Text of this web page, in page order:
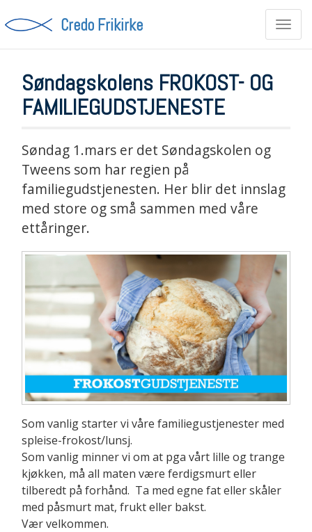
Credo Frikirke
Søndagskolens FROKOST- OG
FAMILIEGUDSTJENESTE
Søndag 1.mars er det Søndagskolen og
Tweens som har regien på
familiegudstjenesten. Her blir det innslag
med store og små sammen med våre
ettåringer.
Som vanlig starter vi våre familiegustjenester med
spleise-frokost/lunsj.
Som vanlig minner vi om at pga vårt lille og trange
kjøkken, må all maten være ferdigsmurt eller
tilberedt på forhånd. Ta med egne fat eller skåler
med påsmurt mat, frukt eller bakst.
Vær velkommen.